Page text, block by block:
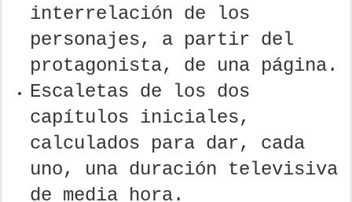
interrelación de los
personajes, a partir del
protagonista, de una página.
Escaletas de los dos
capítulos iniciales,
calculados para dar, cada
uno, una duración televisiva
de media hora.